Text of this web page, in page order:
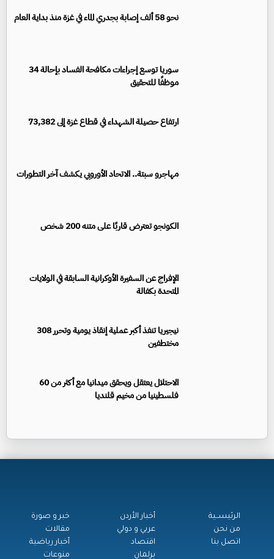
نحو 58 ألف إصابة بجدري الماء في غزة منذ بداية العام
سوريا توسع إجراءات مكافحة الفساد بإحالة 34
موظفًا للتحقيق
ارتفاع حصيلة الشهداء في قطاع غزة إلى 73,382
مهاجرو سبتة.. الاتحاد الأوروبي يكشف آخر التطورات
الكونجو تعترض قاربًا على متنه 200 شخص
الإفراج عن السفيرة الأوكرانية السابقة في الولايات
المتحدة بكفالة
نيجيريا تنفذ أكبر عملية إنقاذ يومية وتحرر 308
مختطفين
الاحتلال يعتقل ويحقق ميدانيا مع أكثر من 60
فلسطينيا من مخيم قلنديا
الرئيســية
من نحن
اتصل بنا
أخبار الأردن
عربي و دولي
اقتصاد
برلمان
خبر و صورة
مقالات
أخبار رياضية
منوعات